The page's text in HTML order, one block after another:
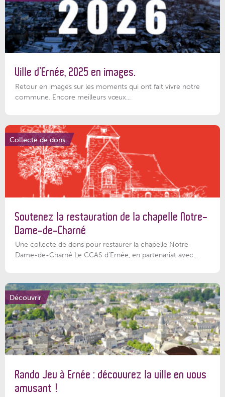
Ville d’Ernée, 2025 en images.
Retour en images sur les moments qui ont fait vivre notre
commune. Encore meilleurs vœux...
Collecte de dons
Soutenez la restauration de la chapelle Notre-
Dame-de-Charné
Une collecte de dons pour restaurer la chapelle Notre-
Dame-de-Charné Le CCAS d’Ernée, en partenariat avec...
Découvrir
Rando Jeu à Ernée : découvrez la ville en vous
amusant !